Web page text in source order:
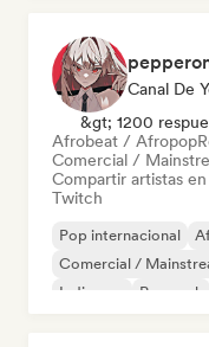
Canal De
&gt; 1200
Afrobeat / Afropop
Comercial /
Compartir artistas
Twitch
Pop internacional
Comercial /
Indie pop
Pop rock